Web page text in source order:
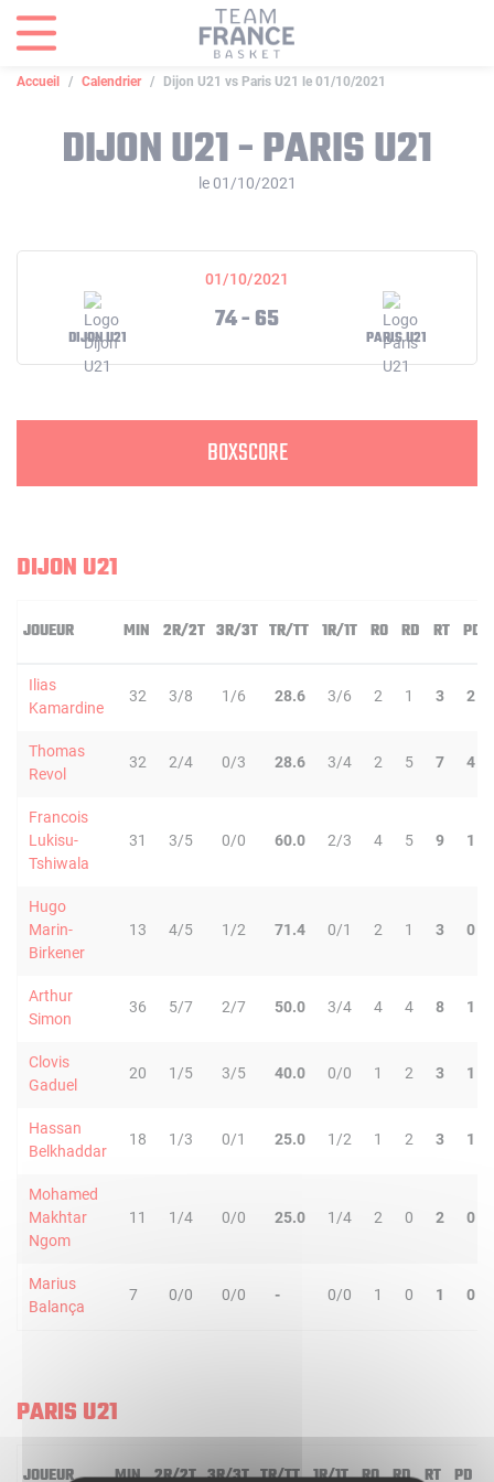
Accueil Calendrier Dijon U21 vs Paris U21 le 01/10/2021
DIJON U21 - PARIS U21
le 01/10/2021
01/10/2021
DIJON U21
74 - 65
PARIS U21
BOXSCORE
DIJON U21
JOUEUR MIN 2R/2T 3R/3T TR/TT 1R/1T RO RD RT PD
Ilias
Kamardine
32 3/8 1/6 28.6 3/6 2 1 3 2
Thomas
Revol
32 2/4 0/3 28.6 3/4 2 5 7 4
Francois
Lukisu-
Tshiwala
31 3/5 0/0 60.0 2/3 4 5 9 1
Hugo
Marin-
Birkener
13 4/5 1/2 71.4 0/1 2 1 3 0
Arthur
Simon
36 5/7 2/7 50.0 3/4 4 4 8 1
Clovis
Gaduel
20 1/5 3/5 40.0 0/0 1 2 3 1
Hassan
Belkhaddar
18 1/3 0/1 25.0 1/2 1 2 3 1
Mohamed
Makhtar
Ngom
11 1/4 0/0 25.0 1/4 2 0 2 0
Marius
Balança
7 0/0 0/0 - 0/0 1 0 1 0
PARIS U21
JOUEUR MIN 2R/2T 3R/3T TR/TT 1R/1T RO RD RT PD
Panneau de gestion des cookies